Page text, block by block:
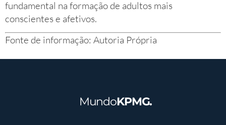
fundamental na formação de adultos mais
conscientes e afetivos.
Fonte de informação: Autoria Própria
MundoKPMG.